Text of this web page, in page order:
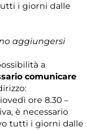
i giorni dalle
aggiungersi
a
comunicare
ore 8.30 –
è necessario
tutti i giorni dalle